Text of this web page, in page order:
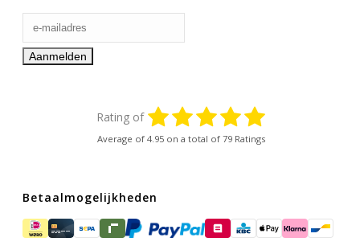
Rating of
Average of 4.95 on a total of 79 Ratings
Betaalmogelijkheden